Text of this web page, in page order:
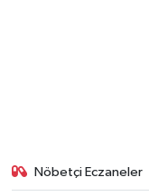
Nöbetçi Eczaneler